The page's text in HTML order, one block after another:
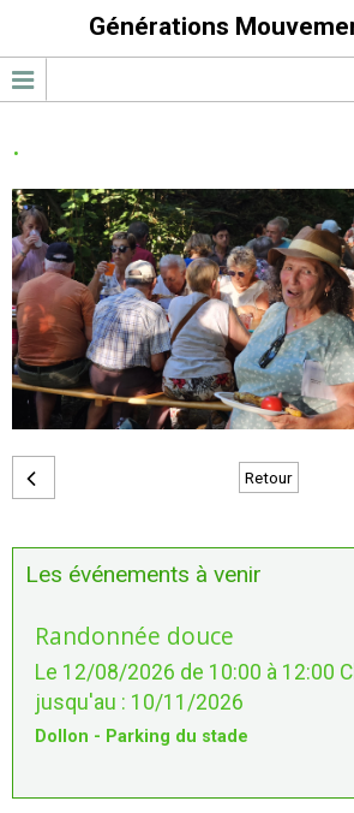
Générations
.
Retour
Les événements à venir
Randonnée douce
Le 12/08/2026 de 10:00 à 12:00
jusqu'au : 10/11/2026
Dollon - Parking du stade